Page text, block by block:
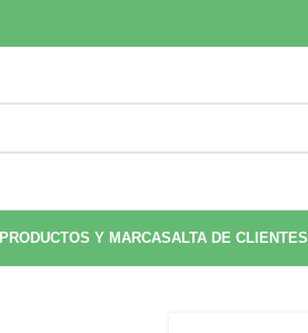
PRODUCTOS Y MARCASALTA DE CLIENTES